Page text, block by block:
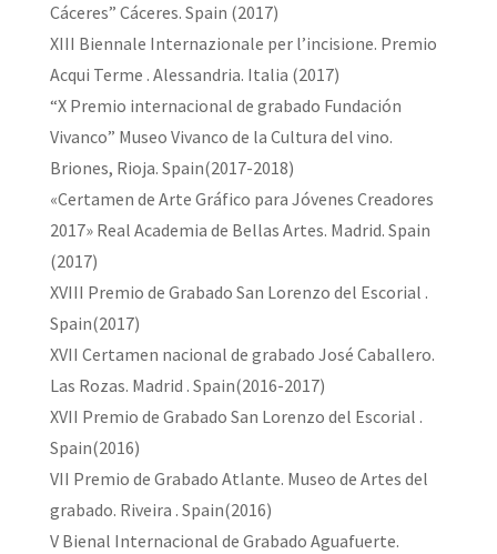
Cáceres” Cáceres. Spain (2017)
XIII Biennale Internazionale per l’incisione. Premio
Acqui Terme . Alessandria. Italia (2017)
“X Premio internacional de grabado Fundación
Vivanco” Museo Vivanco de la Cultura del vino.
Briones, Rioja. Spain(2017-2018)
«Certamen de Arte Gráfico para Jóvenes Creadores
2017» Real Academia de Bellas Artes. Madrid. Spain
(2017)
XVIII Premio de Grabado San Lorenzo del Escorial .
Spain(2017)
XVII Certamen nacional de grabado José Caballero.
Las Rozas. Madrid . Spain(2016-2017)
XVII Premio de Grabado San Lorenzo del Escorial .
Spain(2016)
VII Premio de Grabado Atlante. Museo de Artes del
grabado. Riveira . Spain(2016)
V Bienal Internacional de Grabado Aguafuerte.